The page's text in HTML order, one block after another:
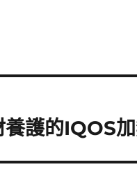
護的IQOS